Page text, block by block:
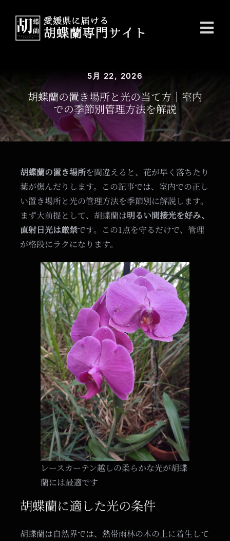
content
Contact
User Guide
5月 22, 2026
胡蝶蘭の置き場所と光の当て方｜室内
での季節別管理方法を解説
胡蝶蘭の置き場所を間違えると、花が早く落ちたり
葉が傷んだりします。この記事では、室内での正し
い置き場所と光の管理方法を季節別に解説します。
まず大前提として、胡蝶蘭は明るい間接光を好み、
直射日光は厳禁です。この1点を守るだけで、管理
が格段にラクになります。
レースカーテン越しの柔らかな光が胡蝶
蘭には最適です
胡蝶蘭に適した光の条件
胡蝶蘭は自然界では、熱帯雨林の木の上に着生して